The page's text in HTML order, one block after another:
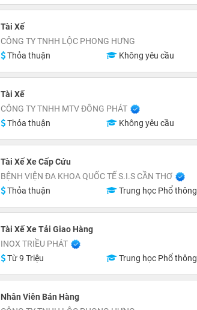
Tài Xế
CÔNG TY TNHH LỘC PHONG HƯNG
Thỏa thuận
Không yêu cầu
Tài Xế
CÔNG TY TNHH MTV ĐÔNG PHÁT
Thỏa thuận
Không yêu cầu
Tài Xế Xe Cấp Cứu
BỆNH VIỆN ĐA KHOA QUỐC TẾ S.I.S CẦN THƠ
Thỏa thuận
Trung học Phổ thông
Tài Xế Xe Tải Giao Hàng
INOX TRIỀU PHÁT
Từ 9 Triệu
Trung học Phổ thông
Nhân Viên Bán Hàng